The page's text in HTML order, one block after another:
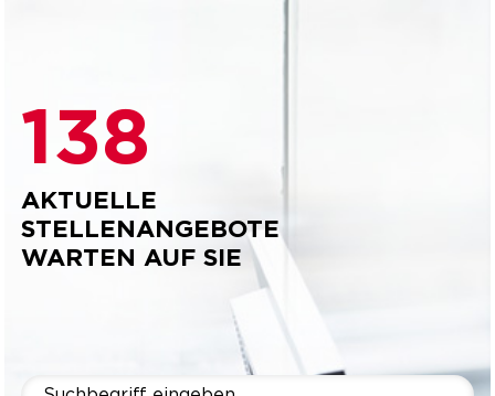
138
AKTUELLE
STELLENANGEBOTE
WARTEN AUF SIE